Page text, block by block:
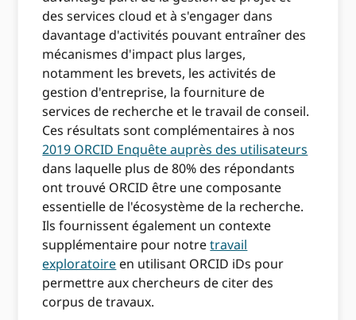
des services cloud et à s'engager dans
davantage d'activités pouvant entraîner des
mécanismes d'impact plus larges,
notamment les brevets, les activités de
gestion d'entreprise, la fourniture de
services de recherche et le travail de conseil.
Ces résultats sont complémentaires à nos
2019 ORCID Enquête auprès des utilisateurs
dans laquelle plus de 80% des répondants
ont trouvé ORCID être une composante
essentielle de l'écosystème de la recherche.
Ils fournissent également un contexte
supplémentaire pour notretravail
exploratoire en utilisant ORCID iDs pour
permettre aux chercheurs de citer des
corpus de travaux.